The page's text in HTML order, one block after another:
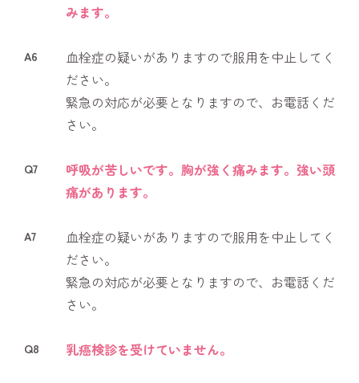
みます。
A6
血栓症の疑いがありますので服用を中止してく
ださい。
緊急の対応が必要となりますので、お電話くだ
さい。
Q7
呼吸が苦しいです。胸が強く痛みます。強い頭
痛があります。
A7
血栓症の疑いがありますので服用を中止してく
ださい。
緊急の対応が必要となりますので、お電話くだ
さい。
Q8 乳癌検診を受けていません。